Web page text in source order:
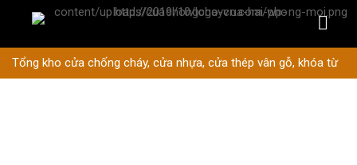
Tổng kho cửa chống cháy, cửa nhựa, cửa thép vân gỗ, khóa từ